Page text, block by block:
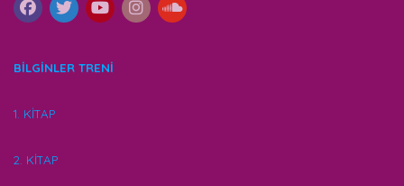
BİLGİNLER TRENİ
1. KİTAP
2. KİTAP